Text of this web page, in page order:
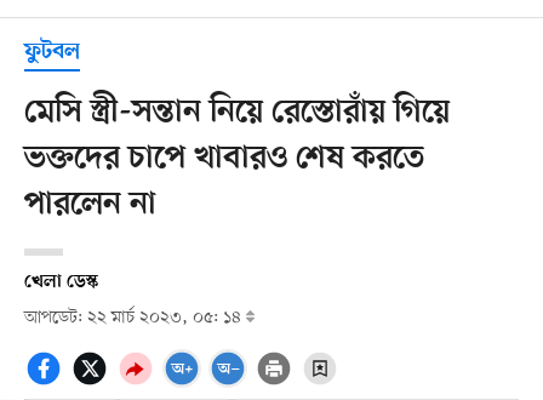
ফুটবল
মেসি স্ত্রী-সন্তান নিয়ে রেস্তোরাঁয় গিয়ে
ভক্তদের চাপে খাবারও শেষ করতে
পারলেন না
খেলা ডেস্ক
আপডেট: ২২ মার্চ ২০২৩, ০৫: ১৪